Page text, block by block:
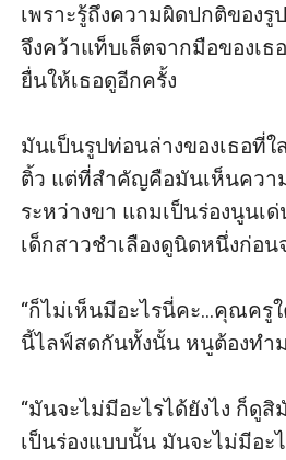
เพราะรู้ถึงความผิดปกติของ
จึงคว้าแท็บเล็ตจากมือของเ
ยื่นให้เธอดูอีกครั้ง
มันเป็นรูปท่อนล่างของเธอที่ใ
ติ้ว แต่ที่สำคัญคือมันเห็นควา
ระหว่างขา แถมเป็นร่องนูนเ
เด็กสาวชำเลืองดูนิดหนึ่งก่อน
“ก็ไม่เห็นมีอะไรนี่คะ...คุณครู
นี้ไลฟ์สดกันทั้งนั้น หนูต้องทำ
“มันจะไม่มีอะไรได้ยังไง ก็ดู
เป็นร่องแบบนั้น มันจะไม่มีอะ